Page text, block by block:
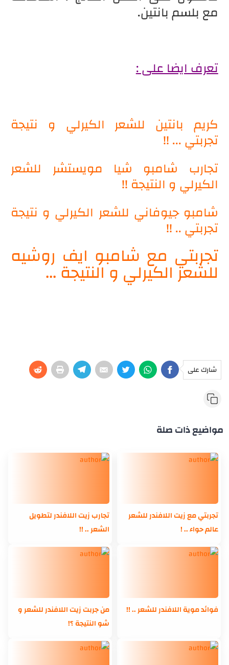
مع بلسم بانتين.
تعرف ايضا على :
كريم بانتين للشعر الكيرلي و نتيجة
تجربتي ... !!
تجارب شامبو شيا مويستشر للشعر
الكيرلي و النتيجة !!
شامبو جيوفاني للشعر الكيرلي و نتيجة
تجربتي .. !!
تجربتي مع شامبو ايف روشيه
للشعر الكيرلي و النتيجة ...
شارك على
مواضيع ذات صلة
تجربتي مع زيت اللافندر للشعر
عالم حواء .. !
تجارب زيت اللافندر لتطويل
الشعر .. !!
فوائد موية اللافندر للشعر .. !!
من جربت زيت اللافندر للشعر و
شو النتيجة ؟!